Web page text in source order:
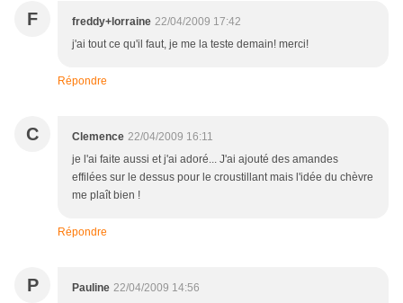
F freddy+lorraine 22/04/2009 17:42
j'ai tout ce qu'il faut, je me la teste demain! merci!
Répondre
C Clemence 22/04/2009 16:11
je l'ai faite aussi et j'ai adoré... J'ai ajouté des amandes
effilées sur le dessus pour le croustillant mais l'idée du chèvre
me plaît bien !
Répondre
P Pauline 22/04/2009 14:56